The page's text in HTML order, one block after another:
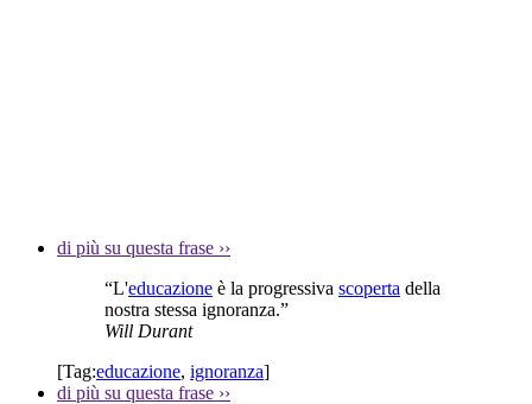
di più su questa frase ››
“L'educazione è la progressiva scoperta della
nostra stessa ignoranza.”
Will Durant
[Tag:educazione, ignoranza]
di più su questa frase ››